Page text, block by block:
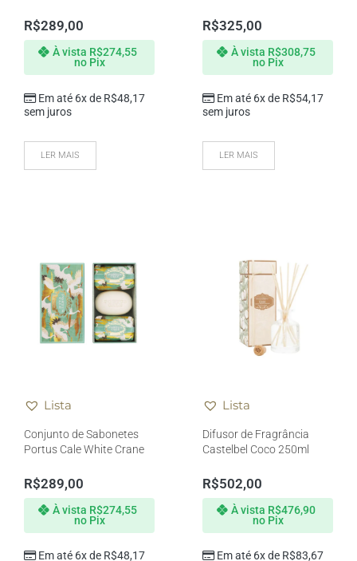
R$289,00
Em até 6x de R$48,17
sem juros
À vista R$274,55
no Pix
LER MAIS
R$325,00
Em até 6x de R$54,17
sem juros
À vista R$308,75
no Pix
LER MAIS
Lista
Conjunto de Sabonetes
Portus Cale White Crane
R$289,00
Em até 6x de R$48,17
À vista R$274,55
no Pix
Lista
Difusor de Fragrância
Castelbel Coco 250ml
R$502,00
Em até 6x de R$83,67
À vista R$476,90
no Pix